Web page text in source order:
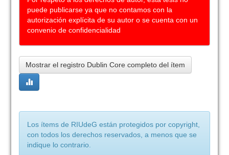
puede publicarse ya que no contamos con la
autorización explícita de su autor o se cuenta con un
convenio de confidencialidad
Mostrar el registro Dublin Core completo del ítem
Los ítems de RIUdeG están protegidos por copyright,
con todos los derechos reservados, a menos que se
indique lo contrario.